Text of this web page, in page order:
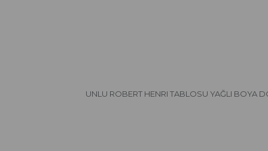
UNLU ROBERT HENRI TABLOSU YAĞLI BOYA